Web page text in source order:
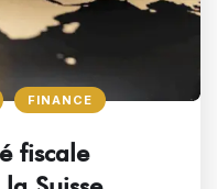
FINANCE
fiscale